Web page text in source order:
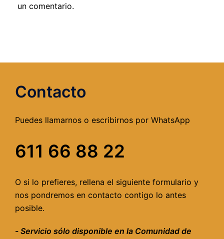
un comentario.
Contacto
Puedes llamarnos o escribirnos por WhatsApp
611 66 88 22
O si lo prefieres, rellena el siguiente formulario y
nos pondremos en contacto contigo lo antes
posible.
- Servicio sólo disponible en la Comunidad de